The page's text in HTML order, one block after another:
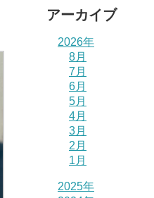
アーカイブ
2026年
8月
7月
6月
5月
4月
3月
2月
1月
2025年